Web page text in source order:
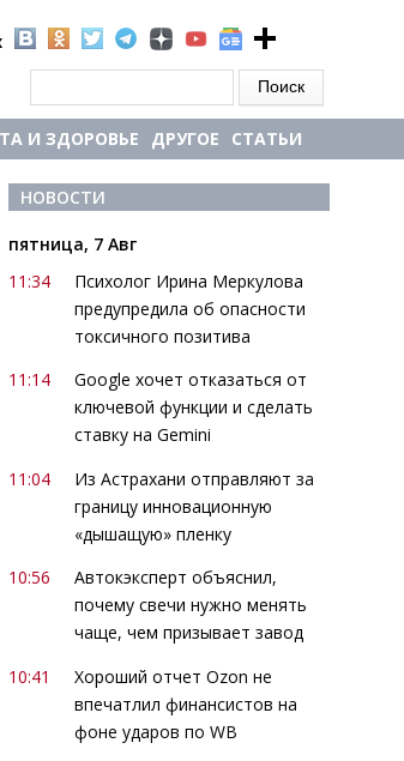
И ЗДОРОВЬЕ ДРУГОЕ СТАТЬИ
НОВОСТИ
пятница, 7 Авг
11:34
Психолог Ирина Меркулова
предупредила об опасности
токсичного позитива
11:14
Google хочет отказаться от
ключевой функции и сделать
ставку на Gemini
11:04
Из Астрахани отправляют за
границу инновационную
«дышащую» пленку
10:56
Автокэксперт объяснил,
почему свечи нужно менять
чаще, чем призывает завод
10:41
Хороший отчет Ozon не
впечатлил финансистов на
фоне ударов по WB